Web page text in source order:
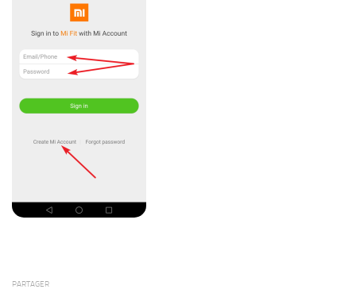
PARTAGER